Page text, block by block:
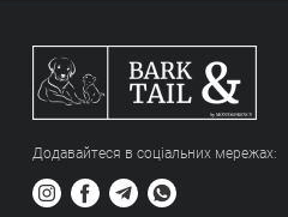
Додавайтеся в соціальних мережах: